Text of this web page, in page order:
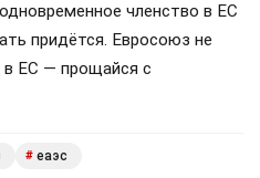
членство в ЕС
придётся. Евросоюз не
в ЕС — прощайся с
# еаэс